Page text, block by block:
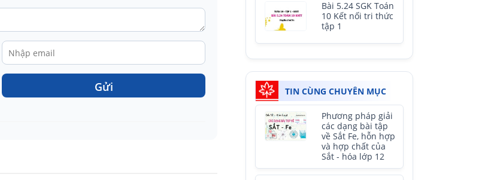
Gửi
Bài 5.24 SGK Toán
10 Kết nối tri thức
tập 1
TIN CÙNG CHUYÊN MỤC
Phương pháp giải
các dạng bài tập
về Sắt Fe, hỗn hợp
và hợp chất của
Sắt - hóa lớp 12